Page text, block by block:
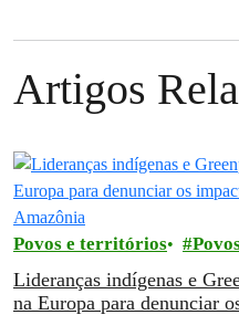
Artigos
Povos e territórios
Lideranças indígenas e
na Europa para denunciar